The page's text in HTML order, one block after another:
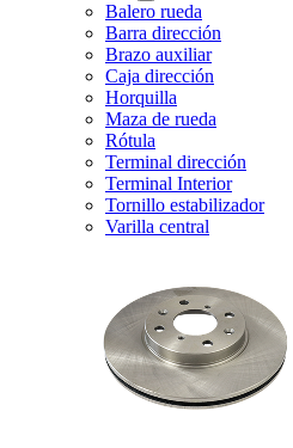
Balero rueda
Barra dirección
Brazo auxiliar
Caja dirección
Horquilla
Maza de rueda
Rótula
Terminal dirección
Terminal Interior
Tornillo estabilizador
Varilla central